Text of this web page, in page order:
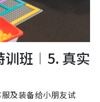
班︱5. 真实
及装备给小朋友试